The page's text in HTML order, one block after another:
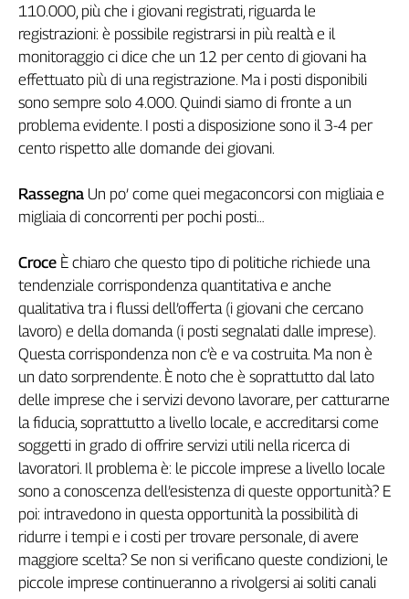
Diffusa
InFlai
Le
trasmissioni
Work
L'Italia
Territori
Abruzzo-
Molise
Alto
Adige
Basilicata
Calabria
Campania
Emilia-
Romagna
Friuli
Venezia
Giulia
Lazio
110.000, più che i giovani registrati, riguarda le
registrazioni: è possibile registrarsi in più realtà e il
monitoraggio ci dice che un 12 per cento di giovani ha
effettuato più di una registrazione. Ma i posti disponibili
sono sempre solo 4.000. Quindi siamo di fronte a un
problema evidente. I posti a disposizione sono il 3-4 per
cento rispetto alle domande dei giovani.
Rassegna Un po’ come quei megaconcorsi con migliaia e
migliaia di concorrenti per pochi posti…
Croce È chiaro che questo tipo di politiche richiede una
tendenziale corrispondenza quantitativa e anche
qualitativa tra i flussi dell’offerta (i giovani che cercano
lavoro) e della domanda (i posti segnalati dalle imprese).
Questa corrispondenza non c’è e va costruita. Ma non è
un dato sorprendente. È noto che è soprattutto dal lato
delle imprese che i servizi devono lavorare, per catturarne
la fiducia, soprattutto a livello locale, e accreditarsi come
soggetti in grado di offrire servizi utili nella ricerca di
lavoratori. Il problema è: le piccole imprese a livello locale
sono a conoscenza dell’esistenza di queste opportunità? E
poi: intravedono in questa opportunità la possibilità di
ridurre i tempi e i costi per trovare personale, di avere
maggiore scelta? Se non si verificano queste condizioni, le
piccole imprese continueranno a rivolgersi ai soliti canali